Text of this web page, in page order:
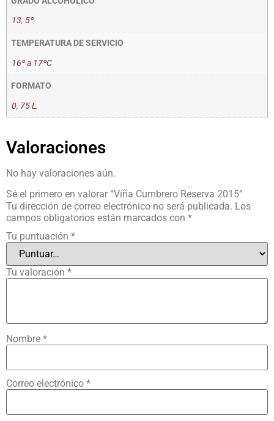
13, 5º
TEMPERATURA DE SERVICIO
16º a 17ºC
FORMATO
0, 75 L.
Valoraciones
No hay valoraciones aún.
Sé el primero en valorar “Viña Cumbrero Reserva 2015”
Tu dirección de correo electrónico no será publicada. Los
campos obligatorios están marcados con *
Tu puntuación *
Tu valoración *
Nombre *
Correo electrónico *